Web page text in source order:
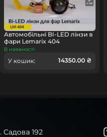
Автомобільні BI-LED лінзи в
фари Lemarix 404
В наявності
У кошик: 14350.00 ₴
Садова 192